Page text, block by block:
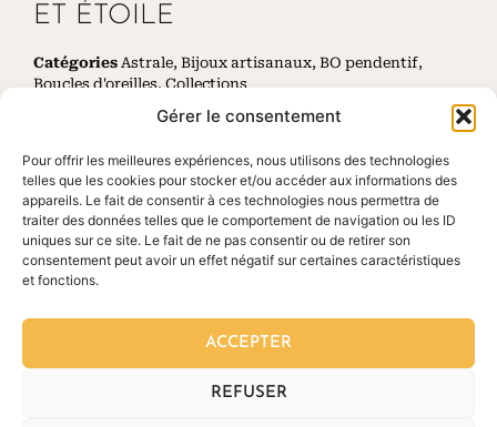
Gérer le consentement
Pour offrir les meilleures expériences, nous utilisons des technologies
telles que les cookies pour stocker et/ou accéder aux informations des
appareils. Le fait de consentir à ces technologies nous permettra de
traiter des données telles que le comportement de navigation ou les ID
uniques sur ce site. Le fait de ne pas consentir ou de retirer son
consentement peut avoir un effet négatif sur certaines caractéristiques
et fonctions.
ACCEPTER
REFUSER
ET ÉTOILE
Catégories Astrale, Bijoux artisanaux, BO pendentif,
Boucles d'oreilles,Collections
CES PRODUITS POURRAIENT VOUS
PLAIRE